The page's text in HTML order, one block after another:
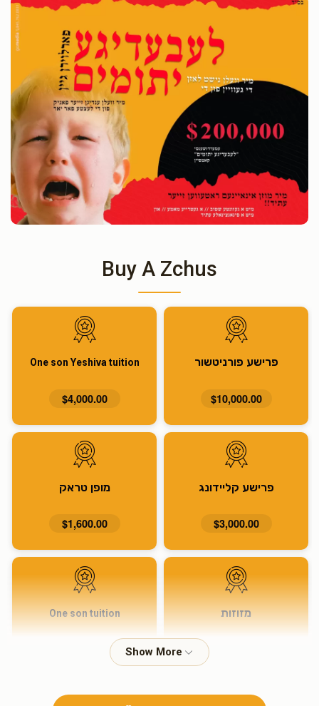
Buy A Zchus
פרישע פורניטשור
$10,000.00
One son Yeshiva tuition
$4,000.00
פרישע קליידונג
$3,000.00
מופן טראק
$1,600.00
מזוזות One son tuition